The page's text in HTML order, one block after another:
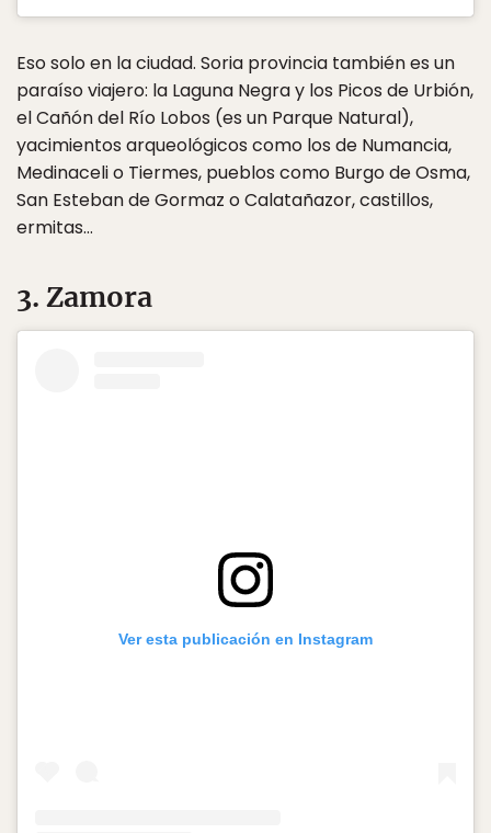
Eso solo en la ciudad. Soria provincia también es un
paraíso viajero: la Laguna Negra y los Picos de Urbión,
el Cañón del Río Lobos (es un Parque Natural),
yacimientos arqueológicos como los de Numancia,
Medinaceli o Tiermes, pueblos como Burgo de Osma,
San Esteban de Gormaz o Calatañazor, castillos,
ermitas…
3. Zamora
Ver esta publicación en Instagram